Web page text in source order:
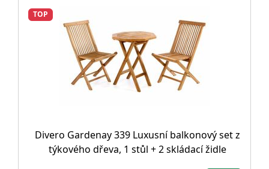
TOP
Divero Gardenay 339 Luxusní balkonový set z
týkového dřeva, 1 stůl + 2 skládací židle